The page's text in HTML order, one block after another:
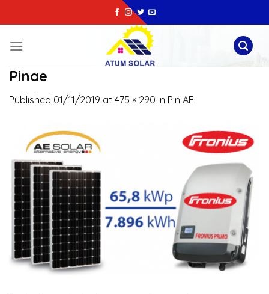
to
Pinae
Published 01/11/2019 at 475 × 290 in Pin AE